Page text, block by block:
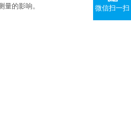
的影响。
微信扫一扫